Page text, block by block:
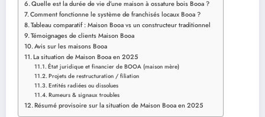
Quelle est la durée de vie d’une maison à ossature bois Booa ?
Comment fonctionne le système de franchisés locaux Booa ?
Tableau comparatif : Maison Booa vs un constructeur traditionnel
Témoignages de clients Maison Booa
Avis sur les maisons Booa
La situation de Maison Booa en 2025
État juridique et financier de BOOA (maison mère)
Projets de restructuration / filiation
Entités radiées ou dissolues
Rumeurs & signaux troubles
Résumé provisoire sur la situation de Maison Booa en 2025